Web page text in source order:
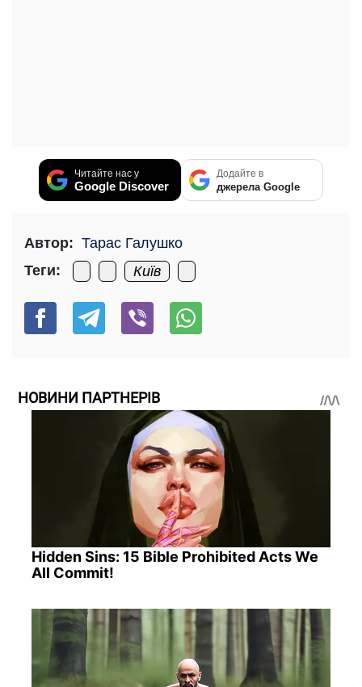
Читайте нас у
Google Discover
Додайте в
джерела Google
Автор: Тарас Галушко
Теги:
Київ
НОВИНИ ПАРТНЕРІВ
Hidden Sins: 15 Bible Prohibited Acts We
All Commit!